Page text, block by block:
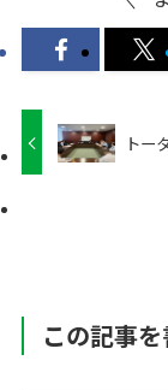
トー
この記事